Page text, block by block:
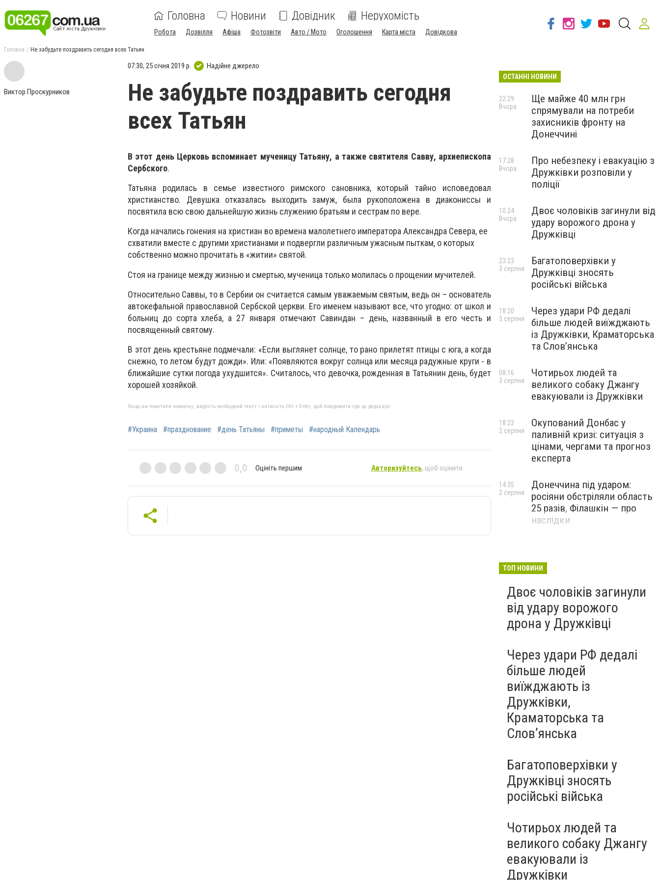
Головна Новини Довідник Нерухомість
Робота Дозвілля Афіша Фотозвіти Авто / Мото Оголошення Карта міста Довідкова
Головна Не забудьте поздравить сегодня всех Татьян
Виктор Проскурников
07:30, 25 січня 2019 р. Надійне джерело
Не забудьте поздравить сегодня
всех Татьян
В этот день Церковь вспоминает мученицу Татьяну, а также святителя Савву, архиепископа
Сербского.
Татьяна родилась в семье известного римского сановника, который тайно исповедовал
христианство. Девушка отказалась выходить замуж, была рукоположена в диакониссы и
посвятила всю свою дальнейшую жизнь служению братьям и сестрам по вере.
Когда начались гонения на христиан во времена малолетнего императора Александра Севера, ее
схватили вместе с другими христианами и подвергли различным ужасным пыткам, о которых
собственно можно прочитать в «житии» святой.
Стоя на границе между жизнью и смертью, мученица только молилась о прощении мучителей.
Относительно Саввы, то в Сербии он считается самым уважаемым святым, ведь он – основатель
автокефальной православной Сербской церкви. Его именем называют все, что угодно: от школ и
больниц до сорта хлеба, а 27 января отмечают Савиндан – день, названный в его честь и
посвященный святому.
В этот день крестьяне подмечали: «Если выглянет солнце, то рано прилетят птицы с юга, а когда
снежно, то летом будут дожди». Или: «Появляются вокруг солнца или месяца радужные круги - в
ближайшие сутки погода ухудшится». Считалось, что девочка, рожденная в Татьянин день, будет
хорошей хозяйкой.
Якщо ви помітили помилку, виділіть необхідний текст і натисніть Ctrl + Enter, щоб повідомити про це редакцію
#Украина #празднование #день Татьяны #приметы #народный Календарь
0,0 Оцініть першим Авторизуйтесь, щоб оцінити
ОСТАННІ НОВИНИ
Ще майже 40 млн грн
спрямували на потреби
захисників фронту на
Донеччині
22:29
Вчора
Про небезпеку і евакуацію з
Дружківки розповіли у
поліції
17:28
Вчора
Двоє чоловіків загинули від
удару ворожого дрона у
Дружківці
10:24
Вчора
Багатоповерхівки у
Дружківці зносять
російські війська
23:23
3 серпня
Через удари РФ дедалі
більше людей виїжджають
із Дружківки, Краматорська
та Слов’янська
18:20
3 серпня
Чотирьох людей та
великого собаку Джангу
евакуювали із Дружківки
08:16
3 серпня
Окупований Донбас у
паливній кризі: ситуація з
цінами, чергами та прогноз
експерта
18:23
2 серпня
Донеччина під ударом:
росіяни обстріляли область
25 разів, Філашкін — про
наслідки
14:35
2 серпня
ТОП НОВИНИ
Двоє чоловіків загинули
від удару ворожого
дрона у Дружківці
Через удари РФ дедалі
більше людей
виїжджають із
Дружківки,
Краматорська та
Слов’янська
Багатоповерхівки у
Дружківці зносять
російські війська
Чотирьох людей та
великого собаку Джангу
евакуювали із
Дружківки